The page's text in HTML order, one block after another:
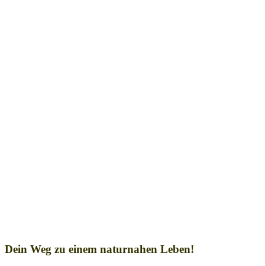
Dein Weg zu einem naturnahen Leben!